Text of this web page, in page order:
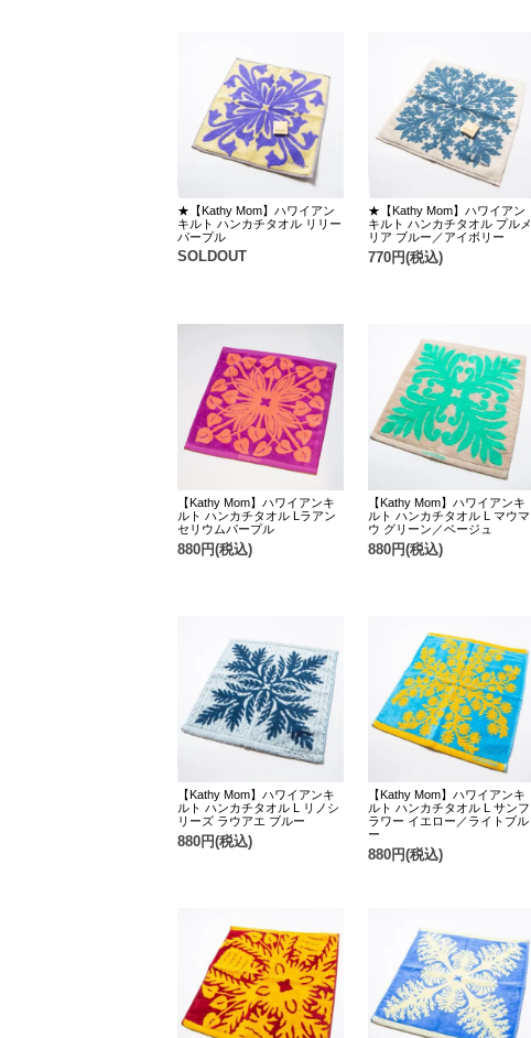
★【Kathy Mom】ハワイアン
キルト ハンカチタオル リリー
パープル
SOLDOUT
★【Kathy Mom】ハワイアン
キルト ハンカチタオル プルメ
リア ブルー／アイボリー
770円(税込)
【Kathy Mom】ハワイアンキ
ルト ハンカチタオル Lラアン
セリウムパープル
880円(税込)
【Kathy Mom】ハワイアンキ
ルト ハンカチタオル L マウマ
ウ グリーン／ベージュ
880円(税込)
【Kathy Mom】ハワイアンキ
ルト ハンカチタオル L リノシ
リーズ ラウアエ ブルー
880円(税込)
【Kathy Mom】ハワイアンキ
ルト ハンカチタオル L サンフ
ラワー イエロー／ライトブル
ー
880円(税込)